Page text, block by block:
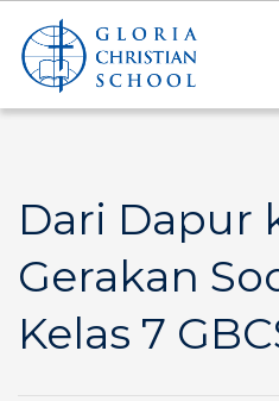
Dari Dapur
Gerakan
Kelas 7